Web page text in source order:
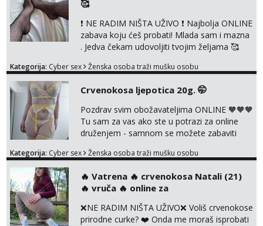
vibratori, s PARTNEROM, S KOLEGICAMA
lizanje, striptiz, footfetiši itd 🔞 ❣️Radim već
jako dugo, imam iskustva i više načina pla...
🥰
❗ NE RADIM NIŠTA UŽIVO ❗ Najbolja ONLINE
zabava koju ćeš probati! Mlada sam i mazna
. Jedva čekam udovoljiti tvojim željama 🥰
se dogovorimo kako ćemo se zabaviti.
foto i video materijal u kojem se sama
diram, s kolegicama, s dečkom, igračkama
itd. Radim dopisivanje o seksi temama koje
nas uzbuđuju 🤭 Čekam...
Kategorija: Cyber sex Ženska osoba traži mušku osobu
Crvenokosa ljepotica 20g. 🤭
Pozdrav svim obožavateljima ONLINE 🧡🧡🧡
Tu sam za vas ako ste u potrazi za online
druženjem - samnom se možete zabaviti
dovoljna radim i u paru i trojci s kolegicama,
uz slike i hot line pozive. Za vas sam
pripremila i slike s licem u raznim
kombinacijama isto kao i razna videa 😈
Volim kinky stvari i dominaciju 🤫 ...
Kategorija: Cyber sex Ženska osoba traži mušku osobu
‎️‍🔥 Vatrena ‎️‍🔥 crvenokosa Natali (21)
‎️‍🔥 vruča‎ ️‍🔥 online za
❌NE RADIM NIŠTA UŽIVO❌ Voliš crvenokose
prirodne curke? ❤️ Onda me moraš isprobati